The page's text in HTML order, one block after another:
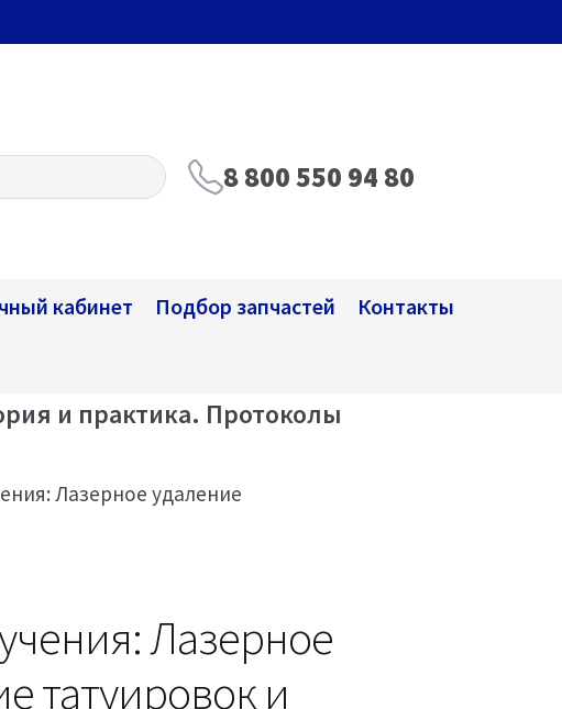
8 800 550 94 80
кабинет Подбор запчастей
Контакты
и практика. Протоколы
Лазерное удаление
Лазерное
татуировок и